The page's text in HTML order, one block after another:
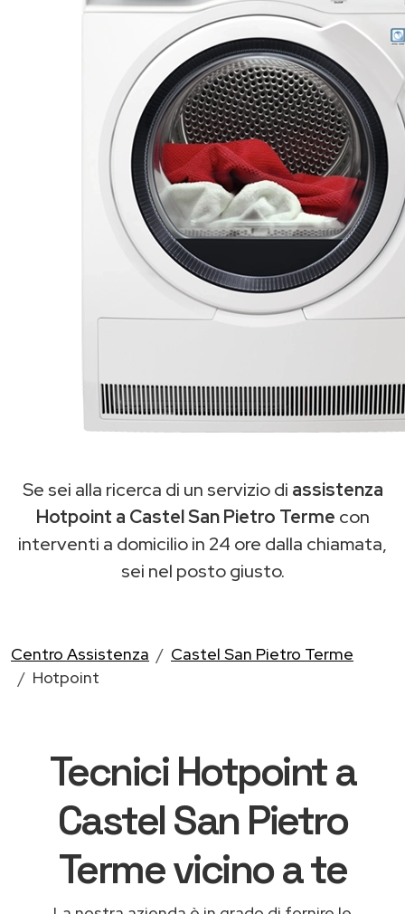
Se sei alla ricerca di un servizio di assistenza
Hotpoint a Castel San Pietro Terme con
interventi a domicilio in 24 ore dalla chiamata,
sei nel posto giusto.
Centro Assistenza
Castel San Pietro Terme
Hotpoint
Tecnici Hotpoint a
Castel San Pietro
Terme vicino a te